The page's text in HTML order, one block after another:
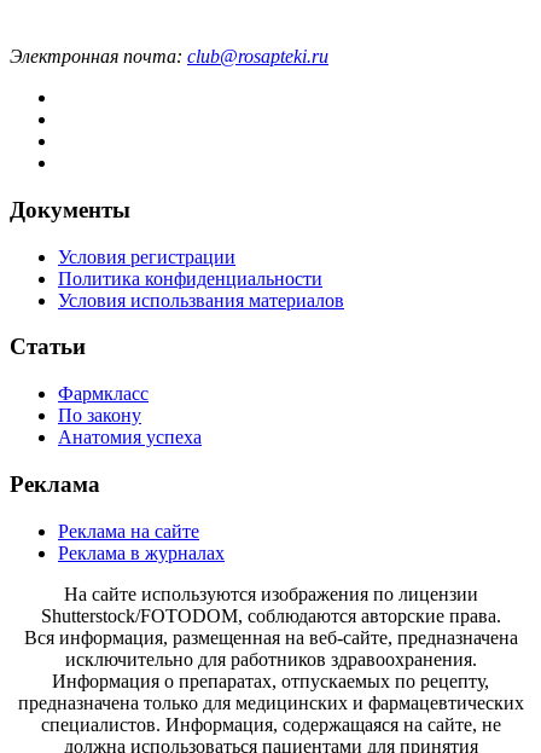
Электронная почта: club@rosapteki.ru
Документы
Условия регистрации
Политика конфиденциальности
Условия использвания материалов
Статьи
Фармкласс
По закону
Анатомия успеха
Реклама
Реклама на сайте
Реклама в журналах
На сайте используются изображения по лицензии
Shutterstock/FOTODOM, соблюдаются авторские права.
Вся информация, размещенная на веб-сайте, предназначена
исключительно для работников здравоохранения.
Информация о препаратах, отпускаемых по рецепту,
предназначена только для медицинских и фармацевтических
специалистов. Информация, содержащаяся на сайте, не
должна использоваться пациентами для принятия